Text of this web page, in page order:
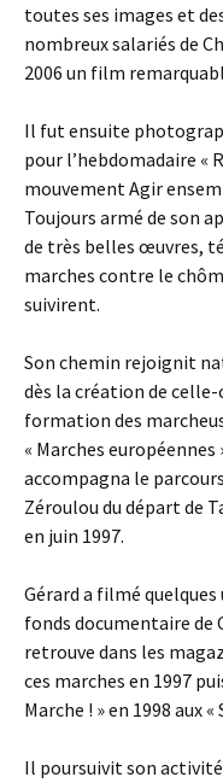
toutes ses images et
nombreux salariés de
2006 un film
Il fut ensuite
pour l’hebdomadaire «
mouvement Agir
Toujours armé de son
de très belles œuvres,
marches contre le
suivirent.
Son chemin rejoignit
dès la création de
formation des
« Marches européennes
accompagna le
Zéroulou du départ de
en juin 1997.
Gérard a filmé
fonds documentaire de
retrouve dans les
ces marches en 1997
Marche ! » en 1998 aux
Il poursuivit son